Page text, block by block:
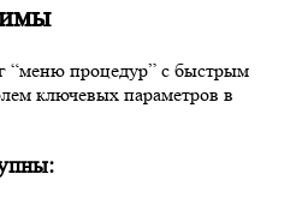
“меню процедур” с быстрым
ключевых параметров в